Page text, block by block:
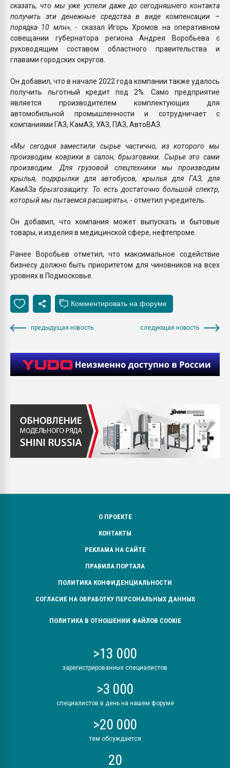
сказать, что мы уже успели даже до сегодняшнего контакта
получить эти денежные средства в виде компенсации –
порядка 10 млн», - сказал Игорь Хромов на оперативном
совещании губернатора региона Андрея Воробьева с
руководящим составом областного правительства и
главами городских округов.
Он добавил, что в начале 2022 года компании также удалось
получить льготный кредит под 2%. Само предприятие
является производителем комплектующих для
автомобильной промышленности и сотрудничает с
компаниями ГАЗ, КамАЗ, УАЗ, ПАЗ, АвтоВАЗ.
«Мы сегодня заместили сырье частично, из которого мы
производим коврики в салон, брызговики. Сырье это сами
производим. Для грузовой спецтехники мы производим
крылья, подкрылки для автобусов, крылья для ГАЗ, для
КамАЗа брызгозащиту. То есть достаточно большой спектр,
который мы пытаемся расширять», - отметил учредитель.
Он добавил, что компания может выпускать и бытовые
товары, и изделия в медицинской сфере, нефтепроме.
Ранее Воробьев отметил, что максимальное содействие
бизнесу должно быть приоритетом для чиновников на всех
уровнях в Подмосковье.
предыдущая новость следующая новость
О ПРОЕКТЕ
КОНТАКТЫ
РЕКЛАМА НА САЙТЕ
ПРАВИЛА ПОРТАЛА
ПОЛИТИКА КОНФИДЕНЦИАЛЬНОСТИ
СОГЛАСИЕ НА ОБРАБОТКУ ПЕРСОНАЛЬНЫХ ДАННЫХ
ПОЛИТИКА В ОТНОШЕНИИ ФАЙЛОВ COOKIE
>13 000
зарегистрированных специалистов
>3 000
специалистов в день на нашем форуме
>20 000
тем обсуждается
20